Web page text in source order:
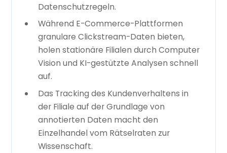
Datenschutzregeln.
Während E-Commerce-Plattformen
granulare Clickstream-Daten bieten,
holen stationäre Filialen durch Computer
Vision und KI-gestützte Analysen schnell
auf.
Das Tracking des Kundenverhaltens in
der Filiale auf der Grundlage von
annotierten Daten macht den
Einzelhandel vom Rätselraten zur
Wissenschaft.